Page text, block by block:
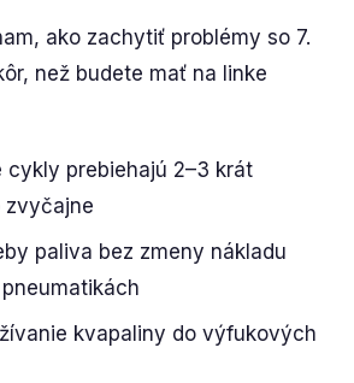
ako zachytiť problémy so 7.
než budete mať na linke
cykly prebiehajú 2–3 krát
zvyčajne
paliva bez zmeny nákladu
kvapaliny do výfukových